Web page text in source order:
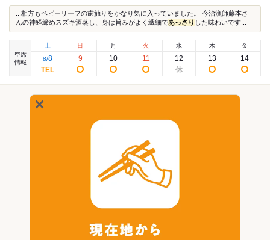
...相方もベビーリーフの歯触りをかなり気に入っていました。 今治漁師藤本さ
んの神経締めスズキ酒蒸し、身は旨みがよく繊細であっさり した味わいです...
空席
情報
土
8/8
日
9
月
10
火
11
水
12
木
13
金
14